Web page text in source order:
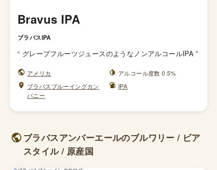
Bravus IPA
ブラバスIPA
“ グレープフルーツジュースのようなノンアルコールIPA ”
アメリカ
アルコール度数 0.5%
ブラバスブルーイングカン
パニー
IPA
ブラバスアンバーエールのブルワリー / ビア
スタイル / 原産国